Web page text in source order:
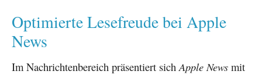
Optimierte Lesefreude bei Apple
News
Im Nachrichtenbereich präsentiert sich Apple News mit